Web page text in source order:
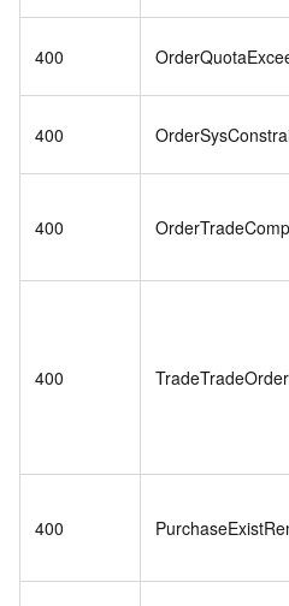
400
400
400
400
400